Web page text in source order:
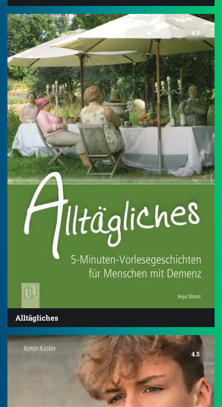
4.5
Alltägliches
4.5